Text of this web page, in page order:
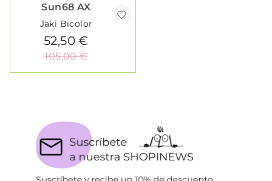
Sun68 AX
Jaki Bicolor
52,50 €
105,00 €